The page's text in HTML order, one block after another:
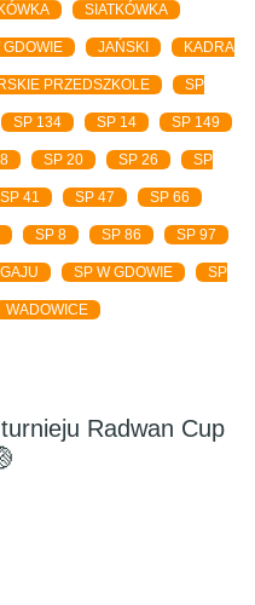
SIATKÓWKA
GDOWIE JAŃSKI KADRA
PRZEDSZKOLE SP
SP 134 SP 14 SP 149
SP 20 SP 26 SP
SP 41 SP 47 SP 66
SP 8 SP 86 SP 97
SP W GDOWIE SP
WADOWICE
Radwan Cup